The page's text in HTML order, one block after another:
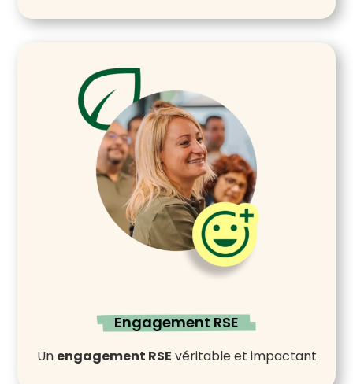
Engagement RSE
Un engagement RSE véritable et impactant